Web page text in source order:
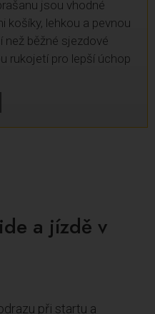
jsou vhodné
košíky, lehkou a pevnou
než běžné sjezdové
rukojetí pro lepší úchop
a jízdě v
při startu a